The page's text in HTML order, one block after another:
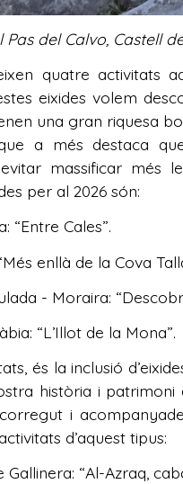
del Calvo, Castell de
quatre activitats
eixides volem
una gran riquesa
a més destaca
massificar més
per al 2026 són:
“Entre Cales”.
enllà de la Cova
- Moraira:
“L’Illot de la Mona”.
és la inclusió
història i
i
d’aquest tipus:
Gallinera: “Al-Azraq,